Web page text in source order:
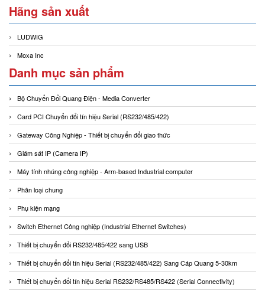
Hãng sản xuất
LUDWIG
Moxa Inc
Danh mục sản phẩm
Bộ Chuyển Đổi Quang Điện - Media Converter
Card PCI Chuyển đổi tín hiệu Serial (RS232/485/422)
Gateway Công Nghiệp - Thiết bị chuyển đổi giao thức
Giám sát IP (Camera IP)
Máy tính nhúng công nghiệp - Arm-based Industrial computer
Phân loại chung
Phụ kiện mạng
Switch Ethernet Công nghiệp (Industrial Ethernet Switches)
Thiết bị chuyển đổi RS232/485/422 sang USB
Thiết bị chuyển đổi tín hiệu Serial (RS232/485/422) Sang Cáp Quang 5-30km
Thiết bị chuyển đổi tín hiệu Serial RS232/RS485/RS422 (Serial Connectivity)